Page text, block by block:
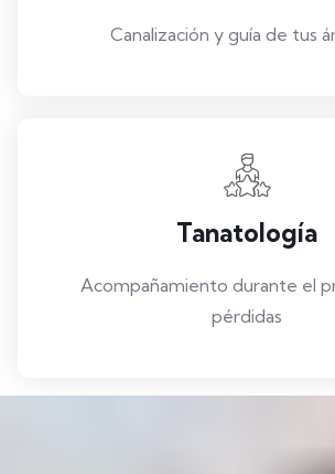
Canalización y guía de tus
Tanatología
Acompañamiento durante el
pérdidas